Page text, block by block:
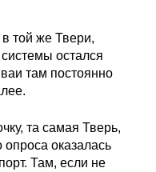
той же Твери,
остался
там постоянно
та самая Тверь,
опроса оказалась
Там, если не